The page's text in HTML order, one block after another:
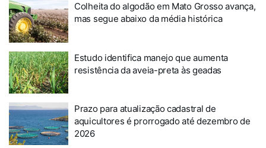
Colheita do algodão em Mato Grosso avança,
mas segue abaixo da média histórica
Estudo identifica manejo que aumenta
resistência da aveia-preta às geadas
Prazo para atualização cadastral de
aquicultores é prorrogado até dezembro de
2026